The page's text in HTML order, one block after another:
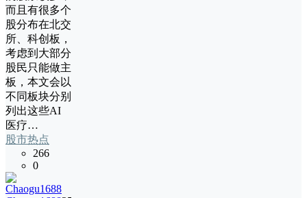
而且有很多个
股分布在北交
所、科创板，
考虑到大部分
股民只能做主
板，本文会以
不同板块分别
列出这些AI
医疗…
股市热点
266
0